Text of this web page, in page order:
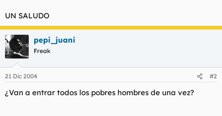
UN SALUDO
pepi_juani
Freak
21 Dic 2004 #2
¿Van a entrar todos los pobres hombres de una vez?